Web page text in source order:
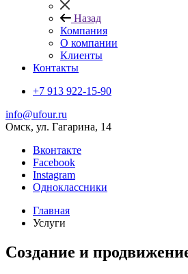
Назад
Компания
О компании
Клиенты
Контакты
+7 913 922-15-90
info@ufour.ru
Омск, ул. Гагарина, 14
Вконтакте
Facebook
Instagram
Одноклассники
Главная
Услуги
Создание и